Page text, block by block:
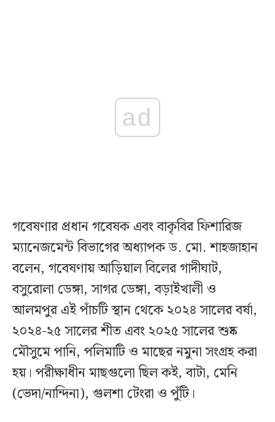
ad
গবেষণার প্রধান গবেষক এবং বাকৃবির ফিশারিজ
ম্যানেজমেন্ট বিভাগের অধ্যাপক ড. মো. শাহজাহান
বলেন, গবেষণায় আড়িয়াল বিলের গাদীঘাট,
বসুরোলা ডেঙ্গা, সাগর ডেঙ্গা, বড়াইখালী ও
আলমপুর এই পাঁচটি স্থান থেকে ২০২৪ সালের বর্ষা,
২০২৪-২৫ সালের শীত এবং ২০২৫ সালের শুষ্ক
মৌসুমে পানি, পলিমাটি ও মাছের নমুনা সংগ্রহ করা
হয়। পরীক্ষাধীন মাছগুলো ছিল কই, বাটা, মেনি
(ভেদা/নান্দিনা), গুলশা টেংরা ও পুঁটি।